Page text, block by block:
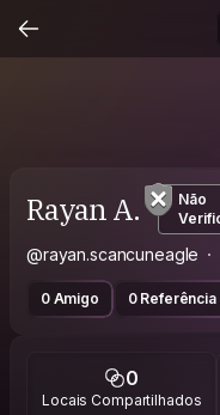
Rayan A.
Não
@rayan.scancuneagle
0 Amigo 0 Referência
0
Locais Compartilhados